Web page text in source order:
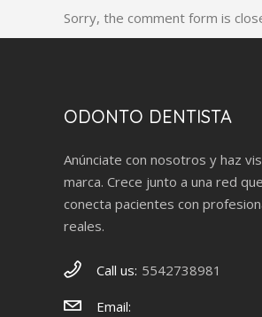
Sorry, the comment form is
ODONTO DENTISTA
Anúnciate con nosotros y haz
marca. Crece junto a una red que
conecta pacientes con
reales.
Call us: 5542738981
Email: